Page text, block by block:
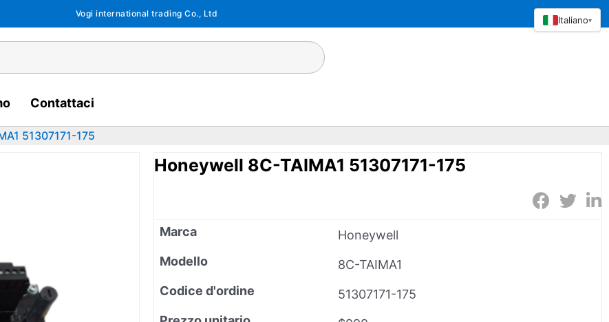
Vogi international trading Co., Ltd
Contattaci
51307171-175
Honeywell 8C-TAIMA1 51307171-175
Marca
Honeywell
Modello
8C-TAIMA1
Codice d'ordine
51307171-175
Italiano▾